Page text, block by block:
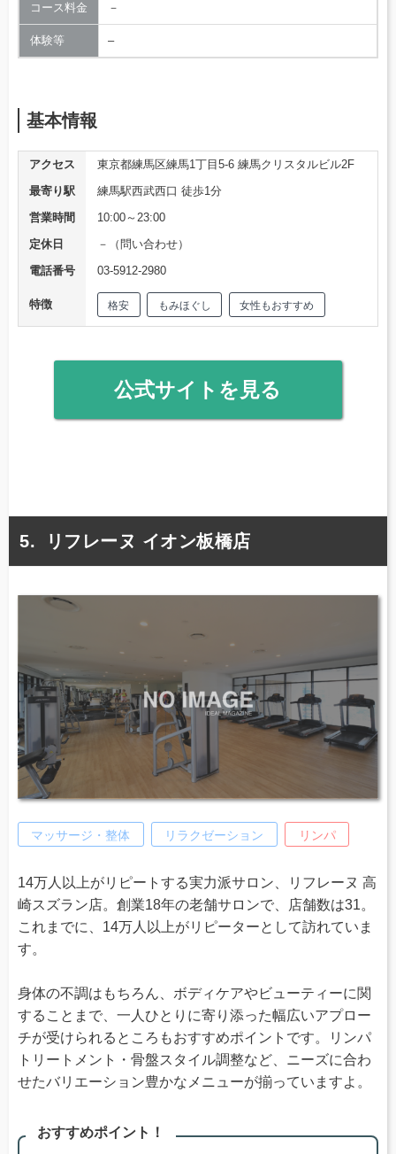
コース料金 －
体験等 –
基本情報
アクセス
東京都練馬区練馬1丁目5-6 練馬クリスタルビル2F
最寄り駅
練馬駅西武西口 徒歩1分
営業時間
10:00～23:00
定休日
－（問い合わせ）
電話番号
03-5912-2980
特徴 格安 もみほぐし 女性もおすすめ
公式サイトを見る
リフレーヌ イオン板橋店
マッサージ・整体 リラクゼーション リンパ
14万人以上がリピートする実力派サロン、リフレーヌ 高
崎スズラン店。創業18年の老舗サロンで、店舗数は31。
これまでに、14万人以上がリピーターとして訪れていま
す。
身体の不調はもちろん、ボディケアやビューティーに関
することまで、一人ひとりに寄り添った幅広いアプロー
チが受けられるところもおすすめポイントです。リンパ
トリートメント・骨盤スタイル調整など、ニーズに合わ
せたバリエーション豊かなメニューが揃っていますよ。
おすすめポイント！